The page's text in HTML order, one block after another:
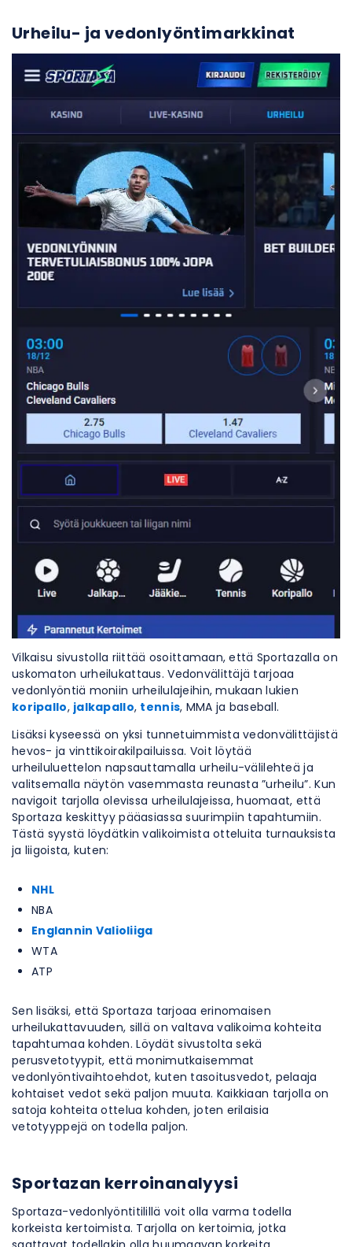
Urheilu- ja vedonlyöntimarkkinat
Vilkaisu sivustolla riittää osoittamaan, että Sportazalla on
uskomaton urheilukattaus. Vedonvälittäjä tarjoaa
vedonlyöntiä moniin urheilulajeihin, mukaan lukien
koripallo, jalkapallo, tennis, MMA ja baseball.
Lisäksi kyseessä on yksi tunnetuimmista vedonvälittäjistä
hevos- ja vinttikoirakilpailuissa. Voit löytää
urheiluluettelon napsauttamalla urheilu-välilehteä ja
valitsemalla näytön vasemmasta reunasta ”urheilu”. Kun
navigoit tarjolla olevissa urheilulajeissa, huomaat, että
Sportaza keskittyy pääasiassa suurimpiin tapahtumiin.
Tästä syystä löydätkin valikoimista otteluita turnauksista
ja liigoista, kuten:
NHL
NBA
Englannin Valioliiga
WTA
ATP
Sen lisäksi, että Sportaza tarjoaa erinomaisen
urheilukattavuuden, sillä on valtava valikoima kohteita
tapahtumaa kohden. Löydät sivustolta sekä
perusvetotyypit, että monimutkaisemmat ​​
vedonlyöntivaihtoehdot, kuten tasoitusvedot, pelaaja
kohtaiset vedot sekä paljon muuta. Kaikkiaan tarjolla on
satoja kohteita ottelua kohden, joten erilaisia
vetotyyppejä on todella paljon.
Sportazan kerroinanalyysi
Sportaza-vedonlyöntitilillä voit olla varma todella
korkeista kertoimista. Tarjolla on kertoimia, jotka